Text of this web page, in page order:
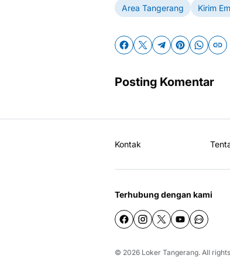
Area Tangerang Kirim
Posting Komentar
Kontak
Terhubung dengan kami
© 2026 Loker Tangerang. All